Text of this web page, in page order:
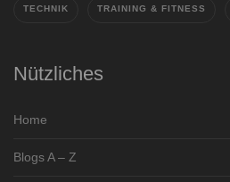
TECHNIK TRAINING & FITNESS
Nützliches
Home
Blogs A – Z